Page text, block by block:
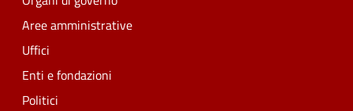
Aree amministrative
Uffici
Enti e fondazioni
Politici